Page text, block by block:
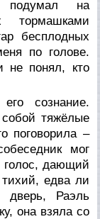
на
тормашками
бесплодных
по голове.
не понял, кто
сознание.
тяжёлые
поговорила –
мог
голос, дающий
едва ли
дверь, Раэль
она взяла со